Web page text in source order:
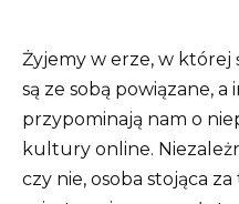
Żyjemy w erze, w której
są ze sobą powiązane,
przypominają nam o
kultury online.
czy nie, osoba stojąca